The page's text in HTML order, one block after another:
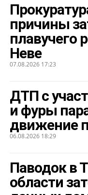
причины
плавучего
Неве
07.08.2026 17:23
ДТП с
и фуры
движение
06.08.2026 18:29
Паводок в
области